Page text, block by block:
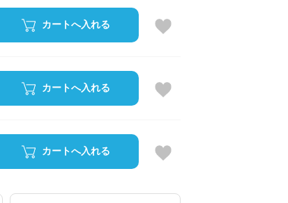
カートへ入れる
カートへ入れる
カートへ入れる